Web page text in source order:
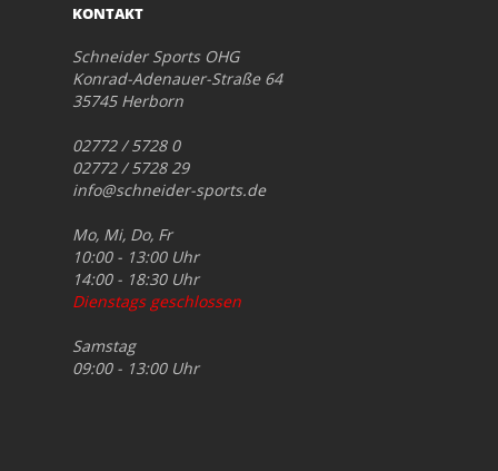
KONTAKT
Schneider Sports OHG
Konrad-Adenauer-Straße 64
35745 Herborn
02772 / 5728 0
02772 / 5728 29
info@schneider-sports.de
Mo, Mi, Do, Fr
10:00 - 13:00 Uhr
14:00 - 18:30 Uhr
Dienstags geschlossen
Samstag
09:00 - 13:00 Uhr